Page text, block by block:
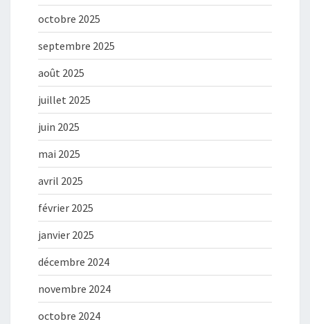
octobre 2025
septembre 2025
août 2025
juillet 2025
juin 2025
mai 2025
avril 2025
février 2025
janvier 2025
décembre 2024
novembre 2024
octobre 2024